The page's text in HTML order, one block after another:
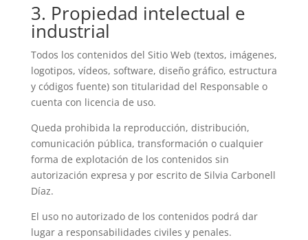
3. Propiedad intelectual e
industrial
Todos los contenidos del Sitio Web (textos, imágenes,
logotipos, vídeos, software, diseño gráfico, estructura
y códigos fuente) son titularidad del Responsable o
cuenta con licencia de uso.
Queda prohibida la reproducción, distribución,
comunicación pública, transformación o cualquier
forma de explotación de los contenidos sin
autorización expresa y por escrito de Silvia Carbonell
Díaz.
El uso no autorizado de los contenidos podrá dar
lugar a responsabilidades civiles y penales.